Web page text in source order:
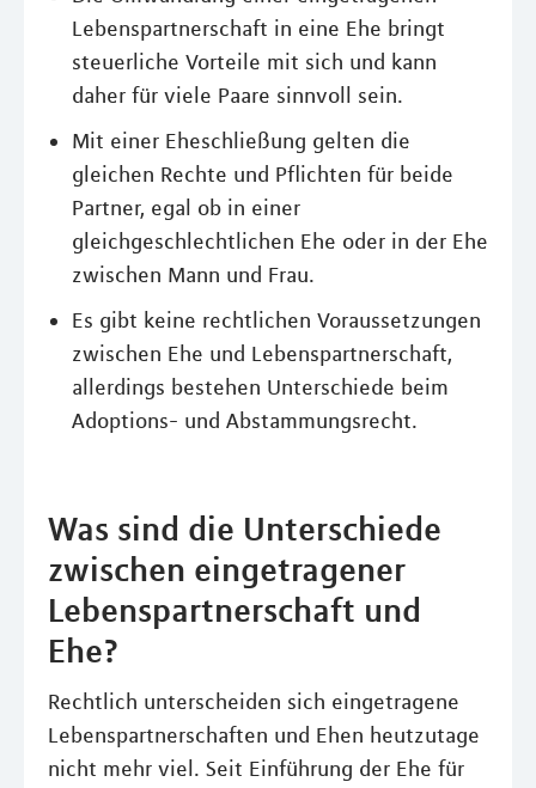
Lebenspartnerschaft in eine Ehe bringt
steuerliche Vorteile mit sich und kann
daher für viele Paare sinnvoll sein.
Mit einer Eheschließung gelten die
gleichen Rechte und Pflichten für beide
Partner, egal ob in einer
gleichgeschlechtlichen Ehe oder in der Ehe
zwischen Mann und Frau.
Es gibt keine rechtlichen Voraussetzungen
zwischen Ehe und Lebenspartnerschaft,
allerdings bestehen Unterschiede beim
Adoptions- und Abstammungsrecht.
Was sind die Unterschiede
zwischen eingetragener
Lebenspartnerschaft und
Ehe?
Rechtlich unterscheiden sich eingetragene
Lebenspartnerschaften und Ehen heutzutage
nicht mehr viel. Seit Einführung der Ehe für